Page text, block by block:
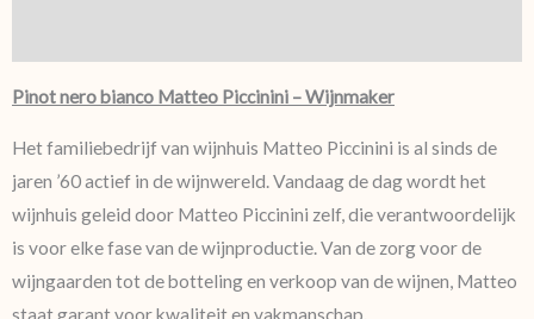
Pinot nero bianco Matteo Piccinini – Wijnmaker
Het familiebedrijf van wijnhuis Matteo Piccinini is al sinds de
jaren ’60 actief in de wijnwereld. Vandaag de dag wordt het
wijnhuis geleid door Matteo Piccinini zelf, die verantwoordelijk
is voor elke fase van de wijnproductie. Van de zorg voor de
wijngaarden tot de botteling en verkoop van de wijnen, Matteo